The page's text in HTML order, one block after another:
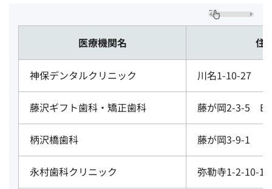
医療機関名 住
神保デンタルクリニック 川名1-10-27
藤沢ギフト歯科・矯正歯科 藤が岡2-3-5
柄沢橋歯科 藤が岡3-9-1
永村歯科クリニック 弥勒寺1-2-10-1